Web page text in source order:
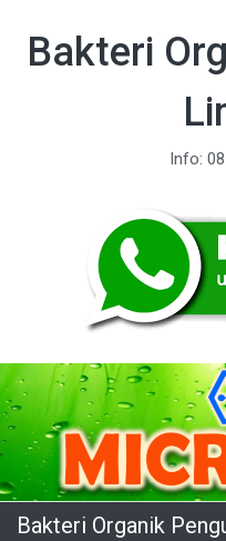
Bakteri
Info:
Bakteri Organik